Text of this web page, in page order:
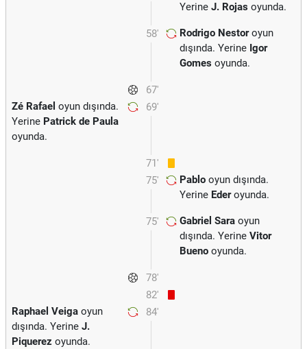
Yerine J. Rojas oyunda.
58' Rodrigo Nestoroyun
dışında. Yerine Igor
Gomes oyunda.
67'
69'
Zé Rafael oyun dışında.
Yerine Patrick de Paula
oyunda.
71'
75'
Pablo oyun dışında.
Yerine Ederoyunda.
75' Gabriel Sara oyun
dışında. Yerine Vitor
Bueno oyunda.
78'
82'
84'
Raphael Veiga oyun
dışında. Yerine J.
Piquerez oyunda.